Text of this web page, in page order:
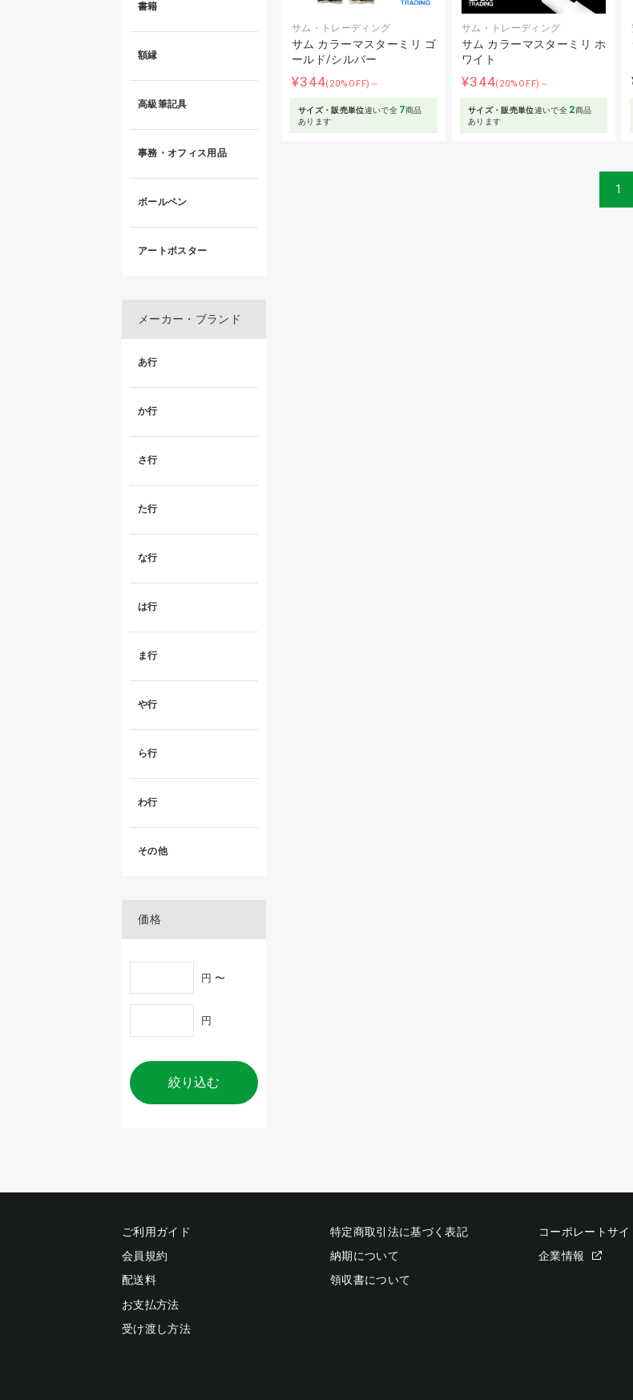
サム・トレーディング
サム カラーマスターミリ ゴ
ールド/シルバー
¥344(20%OFF)～
サイズ・販売単位違いで全 7商品
あります
サム・トレーディング
サム カラーマスターミリ ホ
ワイト
¥344(20%OFF)～
サイズ・販売単位違いで全 2商品
あります
1
書籍
額縁
高級筆記具
事務・オフィス用品
ボールペン
アートポスター
メーカー・ブランド
あ行
か行
さ行
た行
な行
は行
ま行
や行
ら行
わ行
その他
価格
円 〜
円
絞り込む
ご利用ガイド
会員規約
配送料
お支払方法
受け渡し方法
特定商取引法に基づく表記
納期について
領収書について
コーポレートサイ
企業情報